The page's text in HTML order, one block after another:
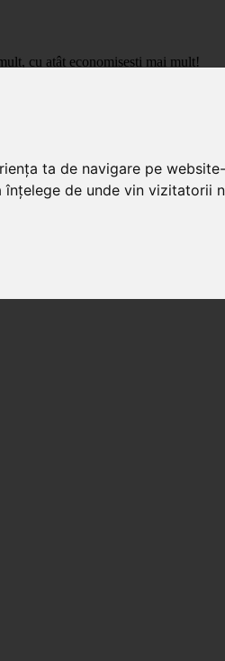
ta de navigare pe
de unde vin vizitatorii
cu atât economisești mai mult!
Romania.